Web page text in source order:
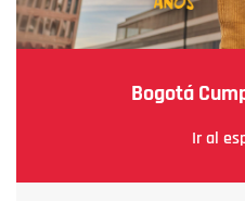
Bogotá
Ir al